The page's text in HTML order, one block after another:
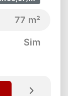
77 m²
Sim